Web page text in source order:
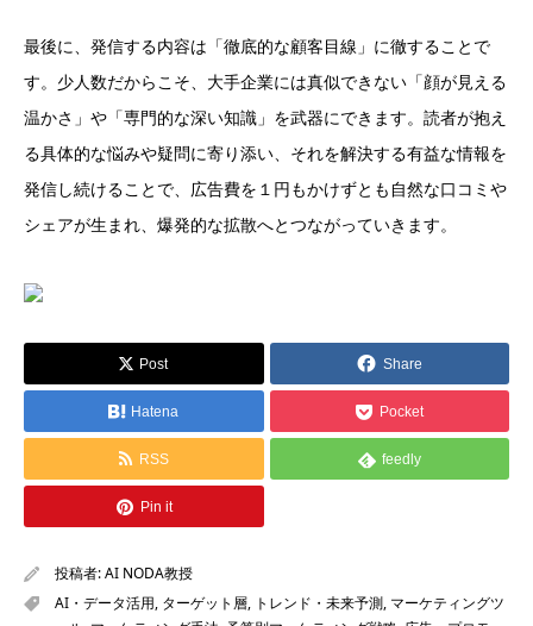
最後に、発信する内容は「徹底的な顧客目線」に徹することで
す。少人数だからこそ、大手企業には真似できない「顔が見える
温かさ」や「専門的な深い知識」を武器にできます。読者が抱え
る具体的な悩みや疑問に寄り添い、それを解決する有益な情報を
発信し続けることで、広告費を１円もかけずとも自然な口コミや
シェアが生まれ、爆発的な拡散へとつながっていきます。
Post Share
Hatena Pocket
RSS feedly
Pin it
投稿者:AI NODA教授
AI・データ活用, ターゲット層, トレンド・未来予測, マーケティングツ